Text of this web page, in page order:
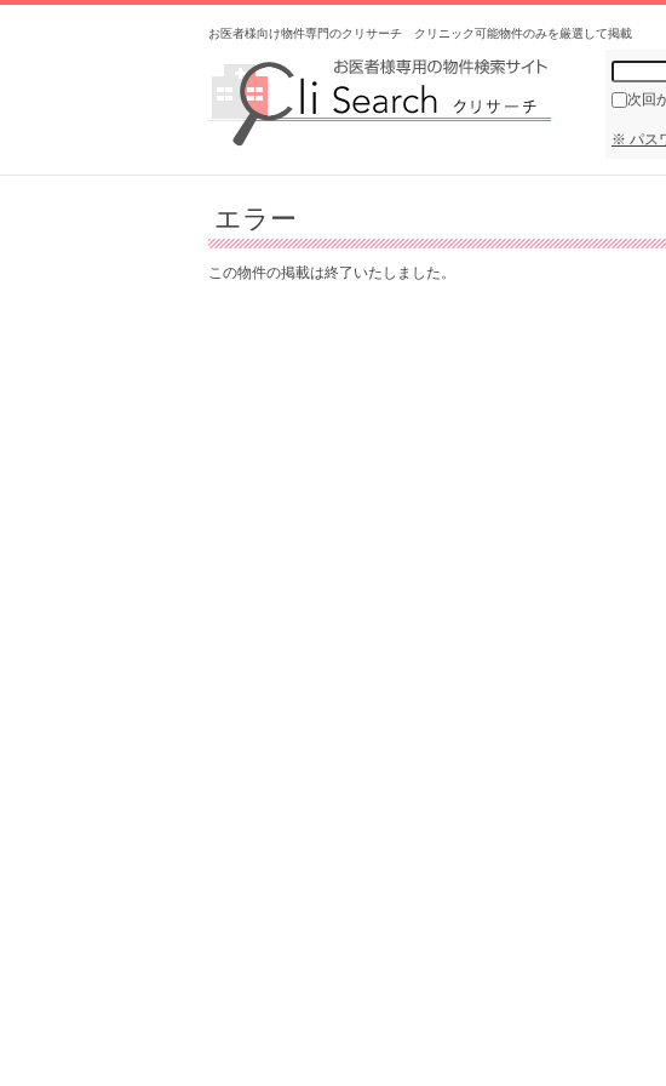
お医者様向け物件専門のクリサーチ クリニック可能物件のみを厳選して掲載
次回
※ パス
エラー
この物件の掲載は終了いたしました。